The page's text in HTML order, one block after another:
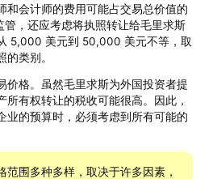
和会计师的费用可能占交易总价值的
管，还应考虑将执照转让给毛里求斯
5,000 美元到 50,000 美元不等，取
类别。
价格。虽然毛里求斯为外国投资者提
所有权转让的税收可能很高。因此，
业的预算时，必须考虑到所有可能的
范围多种多样，取决于许多因素，